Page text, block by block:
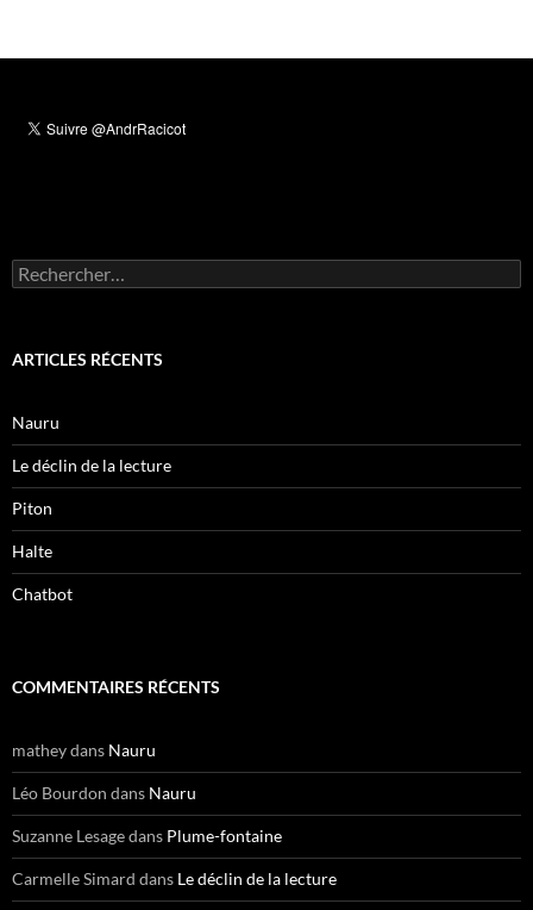
Rechercher :
ARTICLES RÉCENTS
Nauru
Le déclin de la lecture
Piton
Halte
Chatbot
COMMENTAIRES RÉCENTS
matheydans Nauru
Léo Bourdon dans Nauru
Suzanne Lesagedans Plume-fontaine
Carmelle Simard dans Le déclin de la lecture